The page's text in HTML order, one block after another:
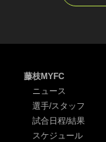
藤枝MYFC
ニュース
選手/スタッフ
試合日程/結果
スケジュール